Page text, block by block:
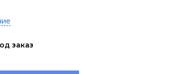
заказ